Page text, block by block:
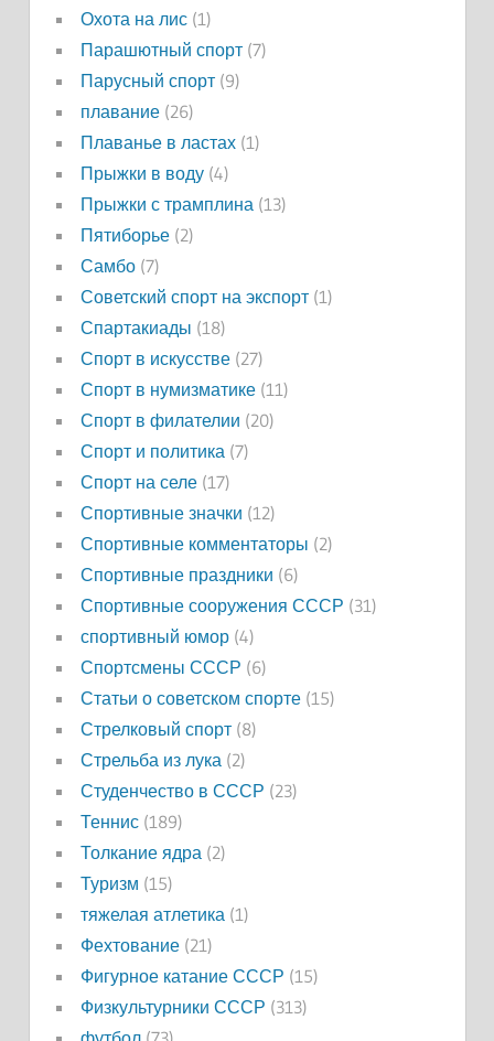
Охота на лис(1)
Парашютный спорт(7)
Парусный спорт(9)
плавание(26)
Плаванье в ластах(1)
Прыжки в воду(4)
Прыжки с трамплина (13)
Пятиборье(2)
Самбо(7)
Советский спорт на экспорт(1)
Спартакиады (18)
Спорт в искусстве(27)
Спорт в нумизматике(11)
Спорт в филателии (20)
Спорт и политика (7)
Спорт на селе(17)
Спортивные значки (12)
Спортивные комментаторы (2)
Спортивные праздники (6)
Спортивные сооружения СССР (31)
спортивный юмор(4)
Спортсмены СССР (6)
Статьи о советском спорте(15)
Стрелковый спорт(8)
Стрельба из лука (2)
Студенчество в СССР (23)
Теннис(189)
Толкание ядра (2)
Туризм (15)
тяжелая атлетика (1)
Фехтование(21)
Фигурное катание СССР (15)
Физкультурники СССР (313)